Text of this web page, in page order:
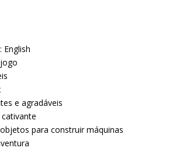
English
e agradáveis
para construir máquinas